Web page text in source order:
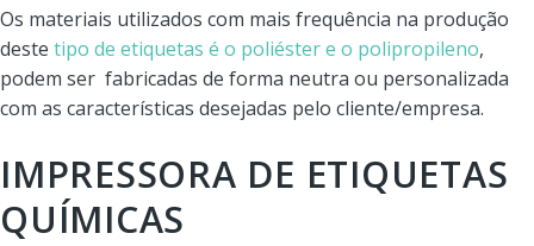
Os materiais utilizados com mais frequência na produção
deste tipo de etiquetas é o poliéster e o polipropileno,
podem ser fabricadas de forma neutra ou personalizada
com as características desejadas pelo cliente/empresa.
IMPRESSORA DE ETIQUETAS
QUÍMICAS